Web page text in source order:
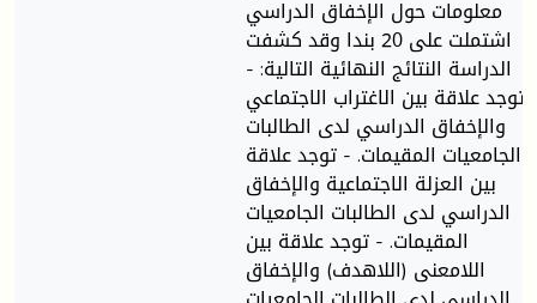
معلومات حول الإخفاق الدراسي
اشتملت على 20 بندا وقد كشفت
الدراسة النتائج النهائية التالية: -
توجد علاقة بين الاغتراب الاجتماعي
والإخفاق الدراسي لدى الطالبات
الجامعيات المقيمات. - توجد علاقة
بين العزلة الاجتماعية والإخفاق
الدراسي لدى الطالبات الجامعيات
المقيمات. - توجد علاقة بين
اللامعنى (اللاهدف) والإخفاق